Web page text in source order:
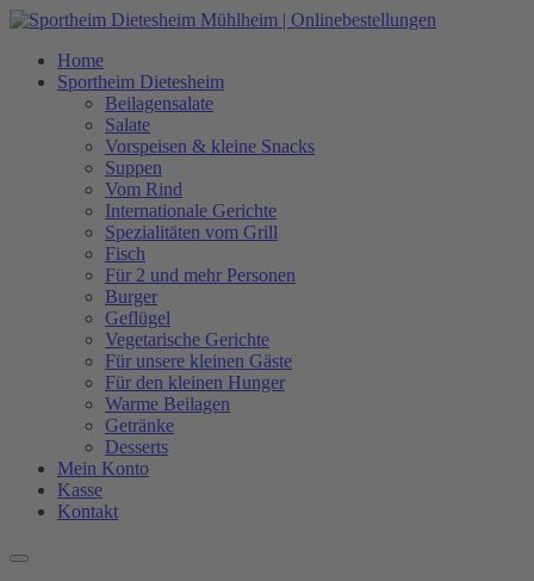
Zum
springenHome
Sportheim Dietesheim
Beilagensalate
Salate
Vorspeisen & kleine Snacks
Suppen
Vom Rind
Internationale Gerichte
Spezialitäten vom Grill
Fisch
Für 2 und mehr Personen
Burger
Geflügel
Vegetarische Gerichte
Für unsere kleinen Gäste
Für den kleinen Hunger
Warme Beilagen
Getränke
Desserts
Mein Konto
Kasse
Kontakt